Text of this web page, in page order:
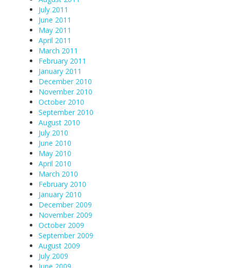
July 2011
June 2011
May 2011
April 2011
March 2011
February 2011
January 2011
December 2010
November 2010
October 2010
September 2010
August 2010
July 2010
June 2010
May 2010
April 2010
March 2010
February 2010
January 2010
December 2009
November 2009
October 2009
September 2009
August 2009
July 2009